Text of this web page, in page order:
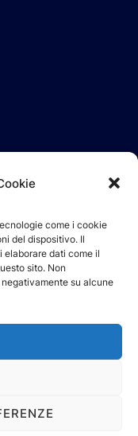
come i cookie
del dispositivo. Il
elaborare dati come il
sito. Non
su alcune
Nazionale delle